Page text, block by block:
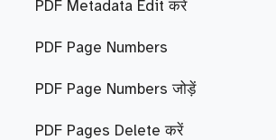
PDF Metadata Edit करें
PDF Page Numbers
PDF Page Numbers जोड़ें
PDF Pages Delete करें